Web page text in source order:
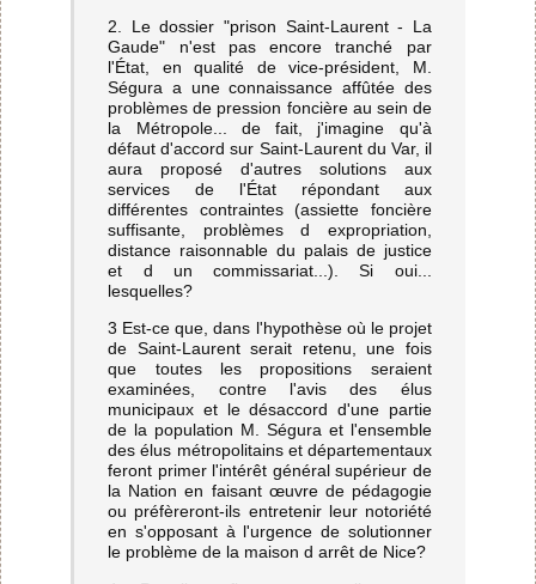
2. Le dossier "prison Saint-Laurent - La
Gaude" n'est pas encore tranché par
l'État, en qualité de vice-président, M.
Ségura a une connaissance affûtée des
problèmes de pression foncière au sein de
la Métropole... de fait, j'imagine qu'à
défaut d'accord sur Saint-Laurent du Var, il
aura proposé d'autres solutions aux
services de l'État répondant aux
différentes contraintes (assiette foncière
suffisante, problèmes d expropriation,
distance raisonnable du palais de justice
et d un commissariat...). Si oui...
lesquelles?
3 Est-ce que, dans l'hypothèse où le projet
de Saint-Laurent serait retenu, une fois
que toutes les propositions seraient
examinées, contre l'avis des élus
municipaux et le désaccord d'une partie
de la population M. Ségura et l'ensemble
des élus métropolitains et départementaux
feront primer l'intérêt général supérieur de
la Nation en faisant œuvre de pédagogie
ou préfèreront-ils entretenir leur notoriété
en s'opposant à l'urgence de solutionner
le problème de la maison d arrêt de Nice?